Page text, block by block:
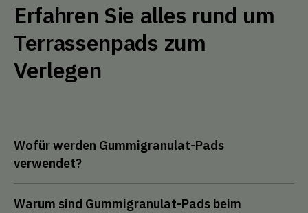
Erfahren Sie alles rund um
Terrassenpads zum
Verlegen
Wofür werden Gummigranulat-Pads
verwendet?
Warum sind Gummigranulat-Pads beim